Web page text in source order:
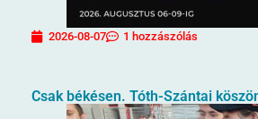
2026-08-07 1 hozzászólás
Csak békésen. Tóth-Szántai